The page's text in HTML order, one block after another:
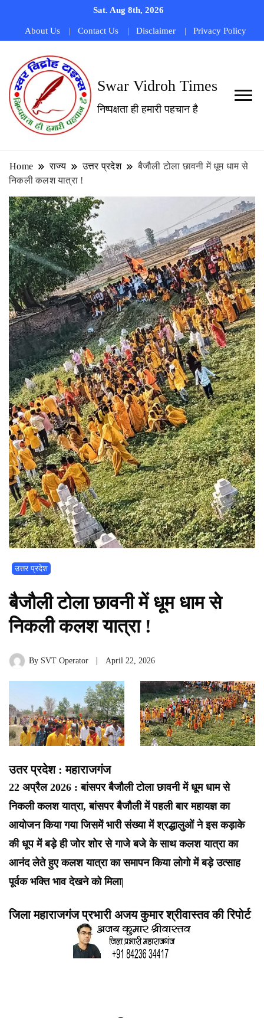
Sat. Aug 8th, 2026
About Us Contact Us Disclaimer Privacy Policy
Swar Vidroh Times
निष्पक्षता ही हमारी पहचान है
Home राज्य उत्तर प्रदेश
बैजौली टोला छावनी में धूम धाम से
निकली कलश यात्रा !
उत्तर प्रदेश
बैजौली टोला छावनी में धूम धाम से
निकली कलश यात्रा !
By SVT Operator April 22, 2026
उतर प्रदेश : महाराजगंज
22 अप्रैल 2026 : बांसपर बैजौली टोला छावनी में धूम धाम से
निकली कलश यात्रा, बांसपर बैजौली में पहली बार महायज्ञ का
आयोजन किया गया जिसमें भारी संख्या में श्रद्धालुओं ने इस कड़ाके
की धूप में बड़े ही जोर शोर से गाजे बजे के साथ कलश यात्रा का
आनंद लेते हुए कलश यात्रा का समापन किया लोगो में बड़े उत्साह
पूर्वक भक्ति भाव देखने को मिला|
जिला महाराजगंज प्रभारी अजय कुमार श्रीवास्तव की रिपोर्ट